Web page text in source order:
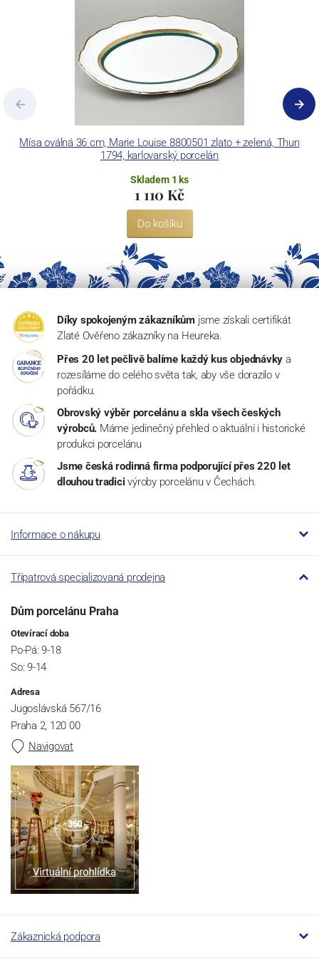
Mísa oválná 36 cm, Marie Louise 8800501 zlato + zelená, Thun
1794, karlovarský porcelán
Skladem 1 ks
1 110 Kč
Do košíku
Díky spokojeným zákazníkům jsme získali certifikát
Zlaté Ověřeno zákazníky na Heureka.
Přes 20 let pečlivě balíme každý kus objednávky a
rozesíláme do celého světa tak, aby vše dorazilo v
pořádku.
Obrovský výběr porcelánu a skla všech českých
výrobců. Máme jedinečný přehled o aktuální i historické
produkci porcelánu
Jsme česká rodinná firma podporující přes 220 let
dlouhou tradici výroby porcelánu v Čechách.
Informace o nákupu
Třípatrová specializovaná prodejna
Dům porcelánu Praha
Otevírací doba
Po-Pá: 9-18
So: 9-14
Adresa
Jugoslávská 567/16
Praha 2, 120 00
Navigovat
Zákaznická podpora